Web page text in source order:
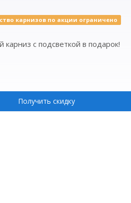
карнизов по акции ограничено
карниз с подсветкой в подарок!
Получить скидку